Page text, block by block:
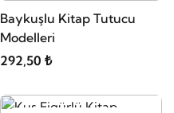
Baykuşlu Kitap Tutucu
Modelleri
292,50 ₺